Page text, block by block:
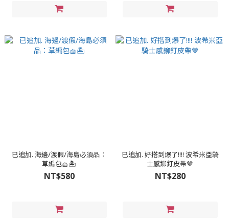
已追加. 海邊/渡假/海島必須品：
草編包🧺🏝️
NT$580
已追加. 好搭到爆了!!!! 波希米亞騎
士感鉚釘皮帶🤎
NT$280